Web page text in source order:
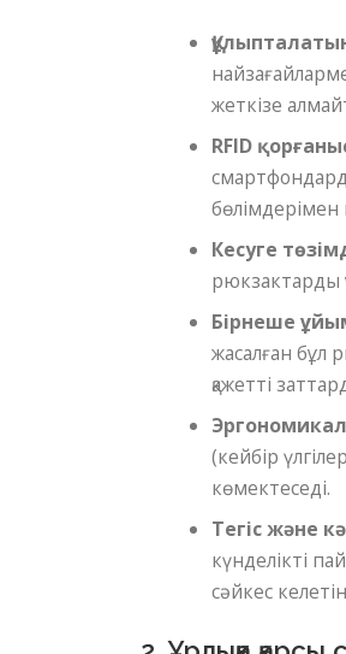
жеткізе
RFID
бөлімдерімен
Кесуге
рюкзактарды
Бірнеше
жасалған бұл
қажетті
(кейбір
көмектеседі.
Тегіс және
күнделікті
сәйкес